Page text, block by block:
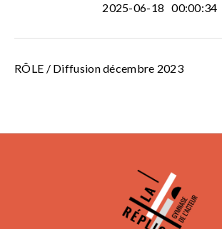
2025-06-18 00:00:34
RÔLE / Diffusion décembre 2023